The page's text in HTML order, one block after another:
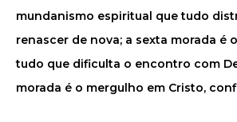
mundanismo espiritual que tudo
renascer de nova; a sexta morada é
tudo que dificulta o encontro com
morada é o mergulho em Cristo,